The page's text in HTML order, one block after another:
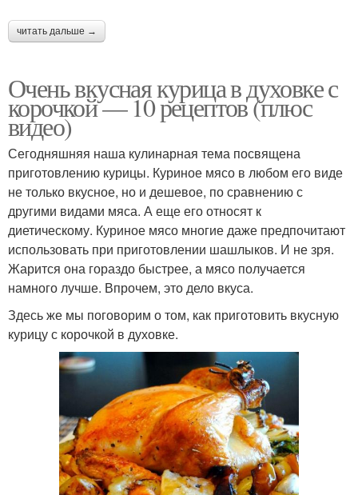
читать дальше →
Очень вкусная курица в духовке с
корочкой — 10 рецептов (плюс
видео)
Сегодняшняя наша кулинарная тема посвящена
приготовлению курицы. Куриное мясо в любом его виде
не только вкусное, но и дешевое, по сравнению с
другими видами мяса. А еще его относят к
диетическому. Куриное мясо многие даже предпочитают
использовать при приготовлении шашлыков. И не зря.
Жарится она гораздо быстрее, а мясо получается
намного лучше. Впрочем, это дело вкуса.
Здесь же мы поговорим о том, как приготовить вкусную
курицу с корочкой в духовке.